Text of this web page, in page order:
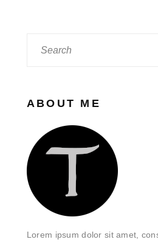
ABOUT ME
Lorem ipsum dolor sit amet,